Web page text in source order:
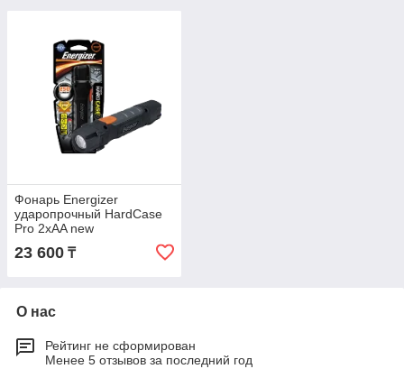
Фонарь Energizer
ударопрочный HardCase
Pro 2xAA new
23 600 ₸
О нас
Рейтинг не сформирован
Менее 5 отзывов за последний год